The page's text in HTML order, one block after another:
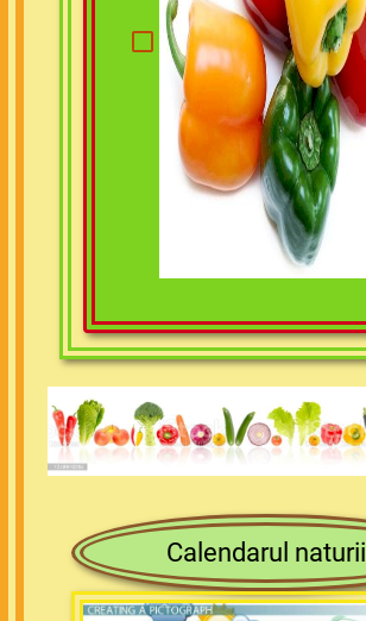
Calendarul naturii